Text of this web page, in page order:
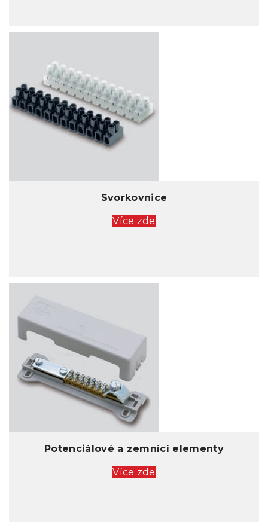
Svorkovnice
Více zde
Potenciálové a zemnící elementy
Více zde